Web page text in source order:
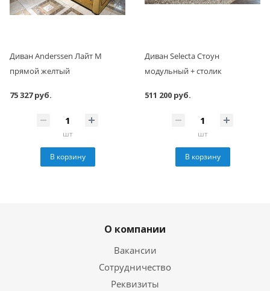
Диван Anderssen Лайт М
прямой желтый
75 327 руб.
шт
В корзину
Диван Selecta Стоун
модульный + столик
511 200 руб.
шт
В корзину
О компании
Вакансии
Сотрудничество
Реквизиты